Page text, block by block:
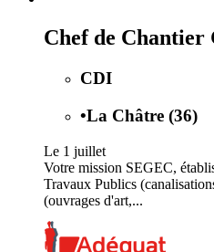
Chef de Chantier
CDI
•La Châtre (36)
Le 1 juillet
Votre mission SEGEC,
Travaux Publics
(ouvrages d'art,...